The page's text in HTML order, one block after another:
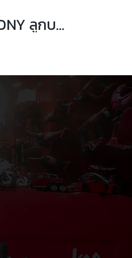
KINGTONY ลูกบล็อกถอดอ็อกซิเจนเซนเซอร์ 1/2"